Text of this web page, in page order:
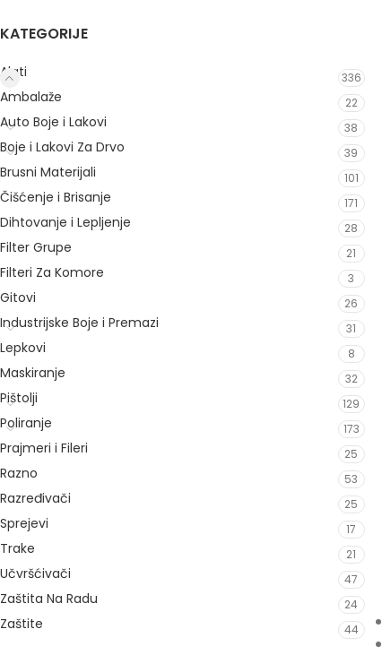
KATEGORIJE
Alati 336
Ambalaže 22
Auto Boje i Lakovi 38
Boje i Lakovi Za Drvo 39
Brusni Materijali 101
Čišćenje i Brisanje 171
Dihtovanje i Lepljenje 28
Filter Grupe 21
Filteri Za Komore 3
Gitovi 26
Industrijske Boje i Premazi 31
Lepkovi 8
Maskiranje 32
Pištolji 129
Poliranje 173
Prajmeri i Fileri 25
Razno 53
Razređivači 25
Sprejevi 17
Trake 21
Učvršćivači 47
Zaštita Na Radu 24
Zaštite 44